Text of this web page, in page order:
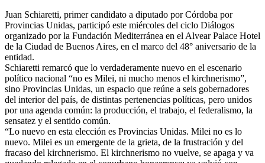
Juan Schiaretti, primer candidato a diputado por Córdoba por
Provincias Unidas, participó este miércoles del ciclo Diálogos
organizado por la Fundación Mediterránea en el Alvear Palace Hotel
de la Ciudad de Buenos Aires, en el marco del 48° aniversario de la
entidad.
Schiaretti remarcó que lo verdaderamente nuevo en el escenario
político nacional “no es Milei, ni mucho menos el kirchnerismo”,
sino Provincias Unidas, un espacio que reúne a seis gobernadores
del interior del país, de distintas pertenencias políticas, pero unidos
por una agenda común: la producción, el trabajo, el federalismo, la
sensatez y el sentido común.
“Lo nuevo en esta elección es Provincias Unidas. Milei no es lo
nuevo. Milei es un emergente de la grieta, de la frustración y del
fracaso del kirchnerismo. El kirchnerismo no vuelve, se apaga y va